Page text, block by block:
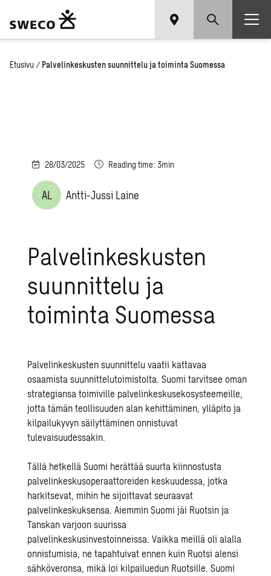
Etusivu / Palvelinkeskusten suunnittelu ja toiminta Suomessa
28/03/2025 Reading time: 3min
AL Antti-Jussi Laine
Palvelinkeskusten
suunnittelu ja
toiminta Suomessa
Palvelinkeskusten suunnittelu vaatii kattavaa
osaamista suunnittelutoimistolta. Suomi tarvitsee oman
strategiansa toimiville palvelinkeskusekosysteemeille,
jotta tämän teollisuuden alan kehittäminen, ylläpito ja
kilpailukyvyn säilyttäminen onnistuvat
tulevaisuudessakin.
Tällä hetkellä Suomi herättää suurta kiinnostusta
palvelinkeskusoperaattoreiden keskuudessa, jotka
harkitsevat, mihin he sijoittavat seuraavat
palvelinkeskuksensa. Aiemmin Suomi jäi Ruotsin ja
Tanskan varjoon suurissa
palvelinkeskusinvestoinneissa. Vaikka meillä oli alalla
onnistumisia, ne tapahtuivat ennen kuin Ruotsi alensi
sähköveronsa, mikä loi kilpailuedun Ruotsille. Suomi